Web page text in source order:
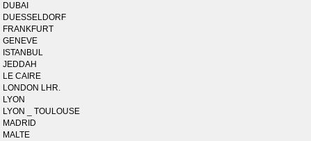
DUBAI
DUESSELDORF
FRANKFURT
GENEVE
ISTANBUL
JEDDAH
LE CAIRE
LONDON LHR.
LYON
LYON _ TOULOUSE
MADRID
MALTE